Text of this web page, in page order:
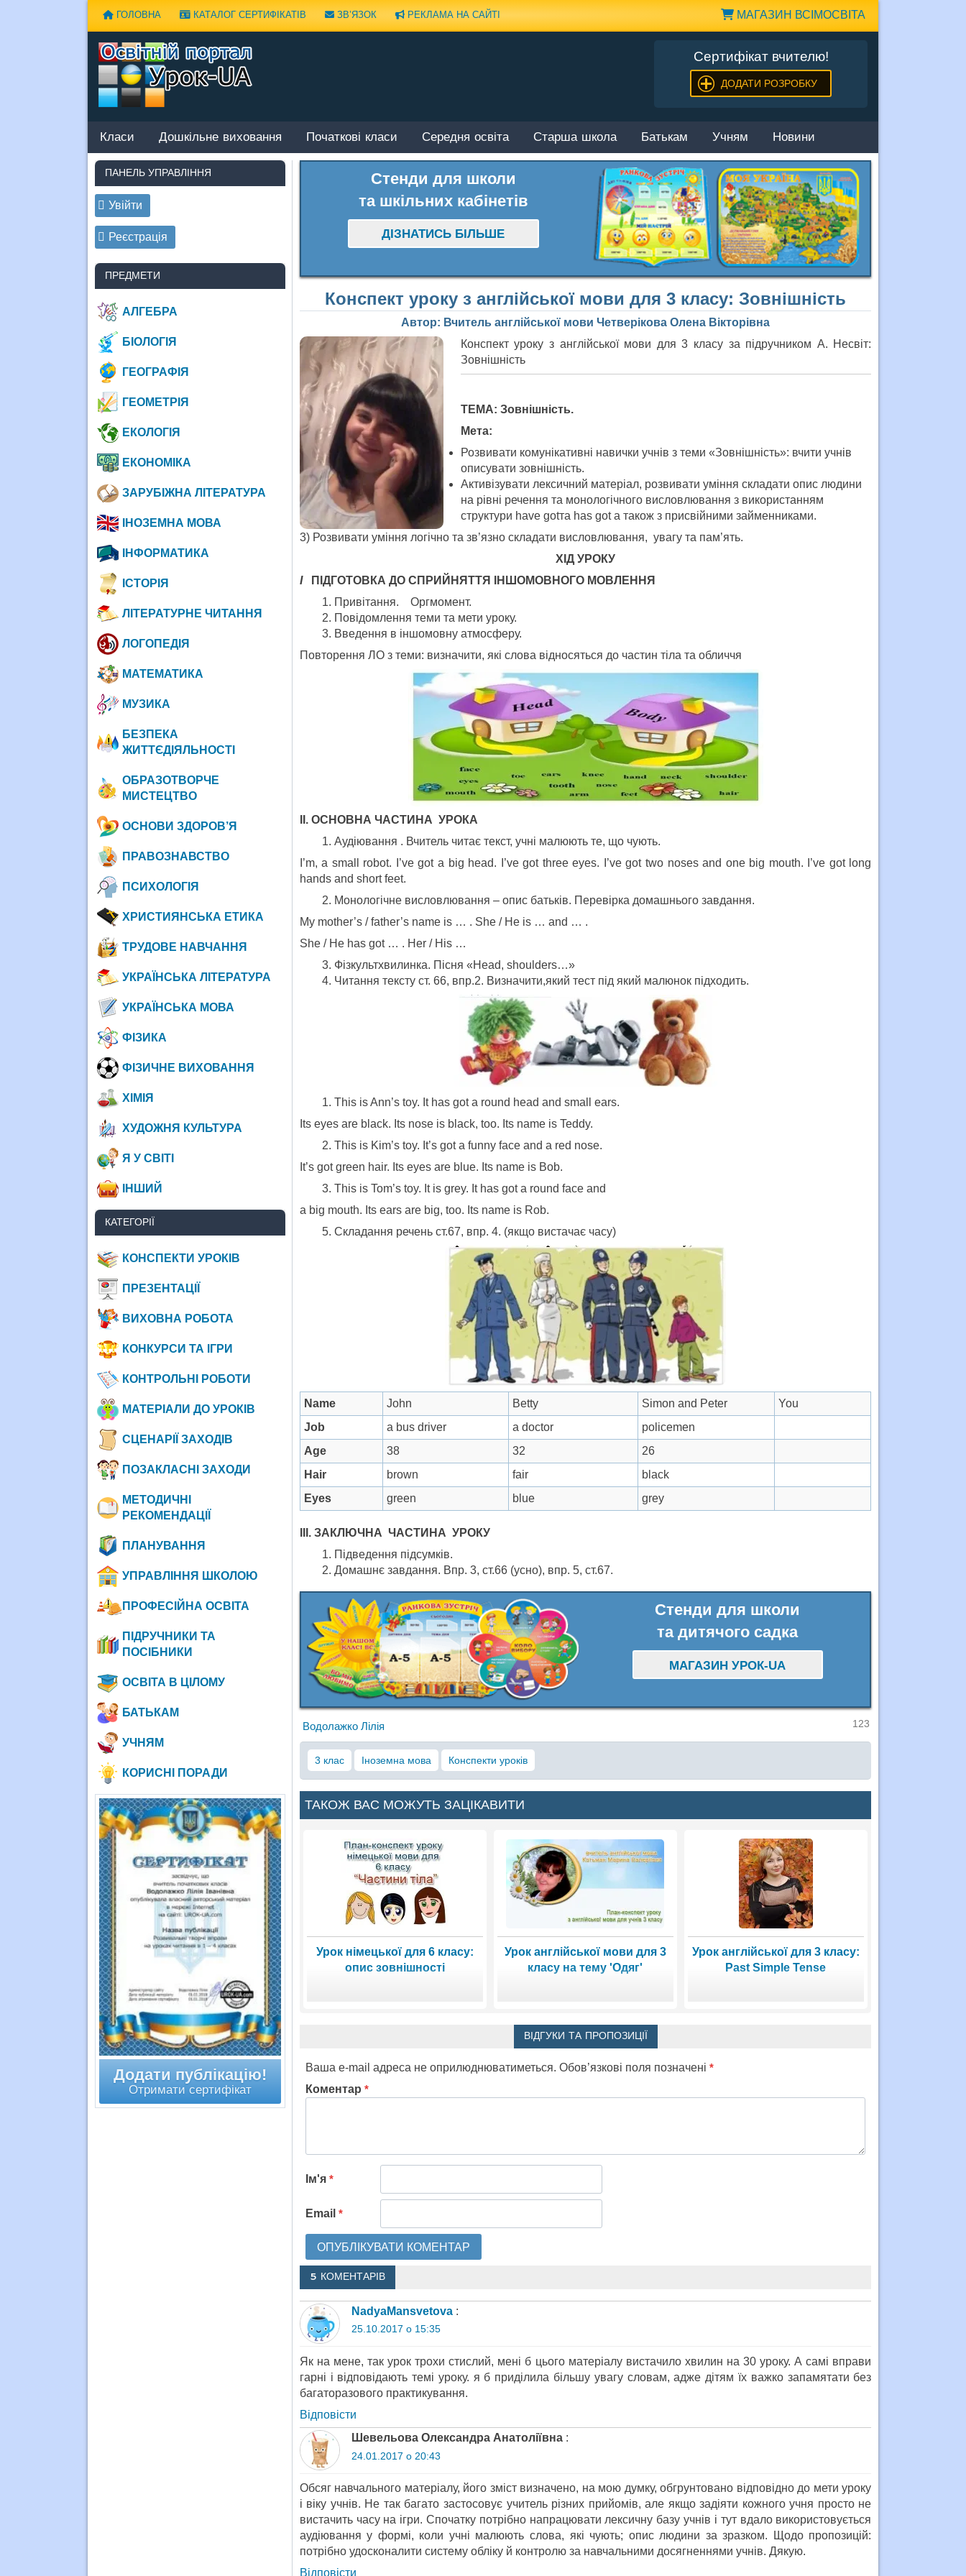
МАГАЗИН ВСІМОСВІТА
ГОЛОВНА КАТАЛОГ СЕРТИФІКАТІВ ЗВ’ЯЗОК РЕКЛАМА НА САЙТІ
Сертифікат вчителю!
ДОДАТИ РОЗРОБКУ
Класи Дошкільне виховання Початкові класи Середня освіта Старша школа Батькам Учням Новини
Стенди для школи
та шкільних кабінетів
ДІЗНАТИСЬ БІЛЬШЕ
Конспект уроку з англійської мови для 3 класу: Зовнішність
Автор: Вчитель англійської мови Четверікова Олена Вікторівна
Конспект уроку з англійської мови для 3 класу за підручником А. Несвіт:
Зовнішність
ТЕМА: Зовнішність.
Мета:
Розвивати комунікативні навички учнів з теми «Зовнішність»: вчити учнів
описувати зовнішність.
Активізувати лексичний матеріал, розвивати уміння складати опис людини
на рівні речення та монологічного висловлювання з використанням
структури have gotта has got a також з присвійними займенниками.
3) Розвивати уміння логічно та зв’язно складати висловлювання, увагу та пам’ять.
ХІД УРОКУ
I
ПІДГОТОВКА ДО СПРИЙНЯТТЯ ІНШОМОВНОГО МОВЛЕННЯ
Привітання. Оргмомент.
Повідомлення теми та мети уроку.
Введення в іншомовну атмосферу.
Повторення ЛО з теми: визначити, які слова відносяться до частин тіла та обличчя
II. ОСНОВНА ЧАСТИНА УРОКА
Аудіювання . Вчитель читає текст, учні малюють те, що чують.
I’m, а small rоbоt. I’ve got а big head. I’ve got three eyes. I’ve got two noses and one big mouth. I’ve got long
hands and short feet.
Монологічне висловлювання – опис батьків. Перевірка домашнього завдання.
My mother’s / father’s name is … . She / He is … and … .
She / He has got … . Her / His …
Фізкультхвилинка. Пісня «Head, shoulders…»
Читання тексту ст. 66, впр.2. Визначити,який тест під який малюнок підходить.
This is Ann’s toy. It has got a round head and small ears.
Its eyes are black. Its nose is black, too. Its name is Teddy.
This is Kim’s toy. It’s got a funny face and a red nose.
It’s got green hair. Its eyes are blue. Its name is Bob.
This is Tom’s toy. It is grey. It has got a round face and
a big mouth. Its ears are big, too. Its name is Rob.
Складання речень ст.67, впр. 4. (якщо вистачає часу)
Name John Betty Simon and Peter
You
Job
a bus driver a doctor
policemen
Age
38 32
26
Hair
brown fair
black
Eyes
green blue grey
III. ЗАКЛЮЧНА ЧАСТИНА УРОКУ
Підведення підсумків.
Домашнє завдання. Впр. 3, ст.66 (усно), впр. 5, ст.67.
Стенди для школи
та дитячого садка
МАГАЗИН УРОК-UA
Водолажко Лілія 123
3 клас Іноземна мова Конспекти уроків
ТАКОЖ ВАС МОЖУТЬ ЗАЦІКАВИТИ
Урок німецької для 6 класу:
опис зовнішності
Урок англійської мови для 3
класу на тему 'Одяг'
Урок англійської для 3 класу:
Past Simple Tense
ВІДГУКИ ТА ПРОПОЗИЦІЇ
Ваша e-mail адреса не оприлюднюватиметься. Обов’язкові поля позначені *
Коментар *
Ім'я *
Email *
5 КОМЕНТАРІВ
NadyaMansvetova :
25.10.2017 о 15:35
Як на мене, так урок трохи стислий, мені б цього матеріалу вистачило хвилин на 30 уроку. А самі вправи
гарні і відповідають темі уроку. я б приділила більшу увагу словам, адже дітям їх важко запамятати без
багаторазового практикування.
Відповіcти
Шевельова Олександра Анатоліївна :
24.01.2017 о 20:43
Обсяг навчального матеріалу, його зміст визначено, на мою думку, обгрунтовано відповідно до мети уроку
і віку учнів. Не так багато застосовує учитель різних прийомів, але якщо задіяти кожного учня просто не
вистачить часу на ігри. Спочатку потрібно напрацювати лексичну базу учнів і тут вдало використовується
аудіювання у формі, коли учні малюють слова, які чують; опис людини за зразком. Щодо пропозицій:
потрібно удосконалити систему обліку й контролю за навчальними досягненнями учнів. Дякую.
Відповіcти
ПАНЕЛЬ УПРАВЛІННЯ
Увійти
Реєстрація
ПРЕДМЕТИ
АЛГЕБРА
БІОЛОГІЯ
ГЕОГРАФІЯ
ГЕОМЕТРІЯ
ЕКОЛОГІЯ
ЕКОНОМІКА
ЗАРУБІЖНА ЛІТЕРАТУРА
ІНОЗЕМНА МОВА
ІНФОРМАТИКА
ІСТОРІЯ
ЛІТЕРАТУРНЕ ЧИТАННЯ
ЛОГОПЕДІЯ
МАТЕМАТИКА
МУЗИКА
БЕЗПЕКА
ЖИТТЄДІЯЛЬНОСТІ
ОБРАЗОТВОРЧЕ
МИСТЕЦТВО
ОСНОВИ ЗДОРОВ’Я
ПРАВОЗНАВСТВО
ПСИХОЛОГІЯ
ХРИСТИЯНСЬКА ЕТИКА
ТРУДОВЕ НАВЧАННЯ
УКРАЇНСЬКА ЛІТЕРАТУРА
УКРАЇНСЬКА МОВА
ФІЗИКА
ФІЗИЧНЕ ВИХОВАННЯ
ХІМІЯ
ХУДОЖНЯ КУЛЬТУРА
Я У СВІТІ
ІНШИЙ
КАТЕГОРІЇ
КОНСПЕКТИ УРОКІВ
ПРЕЗЕНТАЦІЇ
ВИХОВНА РОБОТА
КОНКУРСИ ТА ІГРИ
КОНТРОЛЬНІ РОБОТИ
МАТЕРІАЛИ ДО УРОКІВ
СЦЕНАРІЇ ЗАХОДІВ
ПОЗАКЛАСНІ ЗАХОДИ
МЕТОДИЧНІ
РЕКОМЕНДАЦІЇ
ПЛАНУВАННЯ
УПРАВЛІННЯ ШКОЛОЮ
ПРОФЕСІЙНА ОСВІТА
ПІДРУЧНИКИ ТА
ПОСІБНИКИ
ОСВІТА В ЦІЛОМУ
БАТЬКАМ
УЧНЯМ
КОРИСНІ ПОРАДИ
Додати публікацію!
Отримати сертифікат